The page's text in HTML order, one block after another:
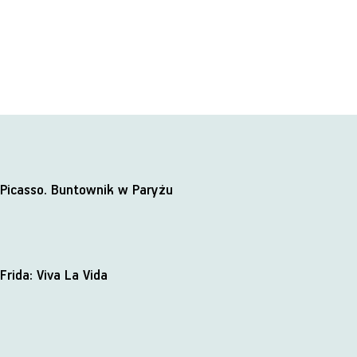
Picasso. Buntownik w Paryżu
Frida: Viva La Vida